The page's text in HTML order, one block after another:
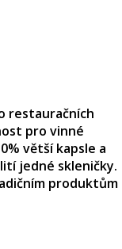
restauračních
pro vinné
větší kapsle a
jedné skleničky.
produktům